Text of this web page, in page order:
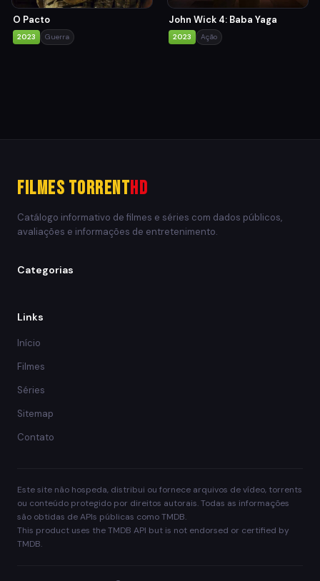
O Pacto
2023 Guerra
John Wick 4: Baba Yaga
2023 Ação
Filmes TorrentHD
Catálogo informativo de filmes e séries com dados públicos,
avaliações e informações de entretenimento.
Categorias
Links
Início
Filmes
Séries
Sitemap
Contato
Este site não hospeda, distribui ou fornece arquivos de vídeo, torrents
ou conteúdo protegido por direitos autorais. Todas as informações
são obtidas de APIs públicas como TMDB.
This product uses the TMDB API but is not endorsed or certified by
TMDB.